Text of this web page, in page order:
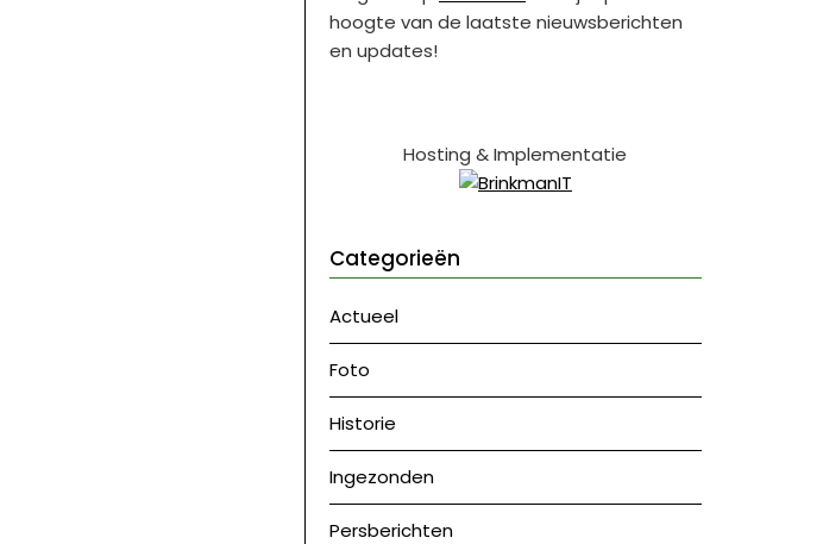
hoogte van de laatste nieuwsberichten
en updates!
Hosting & Implementatie
Categorieën
Actueel
Foto
Historie
Ingezonden
Persberichten